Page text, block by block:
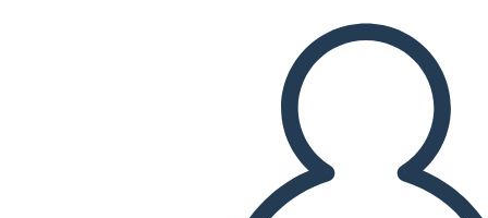
PREDVAJANJE DIAPROJEKCIJE
PREBERI MI